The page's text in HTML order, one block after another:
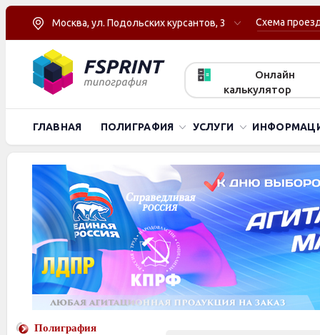
Москва, ул. Подольских курсантов, 3 Схема
Онлайн
калькулятор
ГЛАВНАЯ ПОЛИГРАФИЯ УСЛУГИ
Полиграфия